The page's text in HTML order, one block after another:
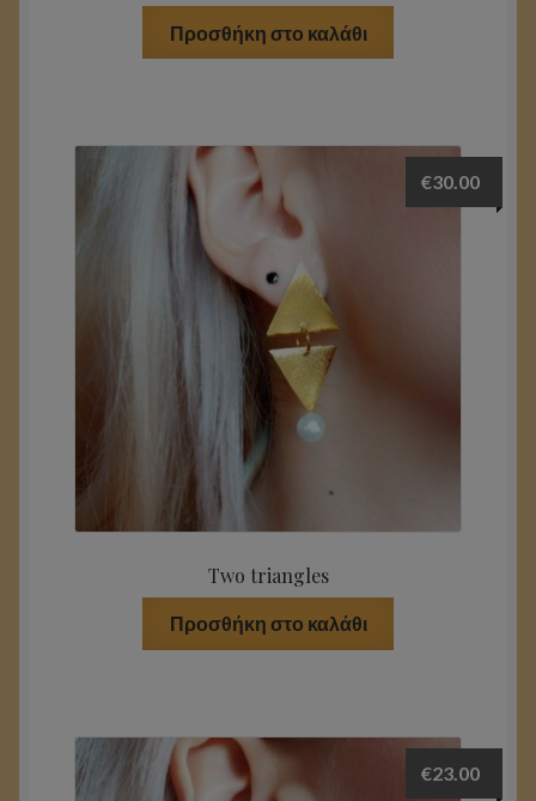
Προσθήκη στο καλάθι
Two triangles
€30.00
Προσθήκη στο καλάθι
€23.00